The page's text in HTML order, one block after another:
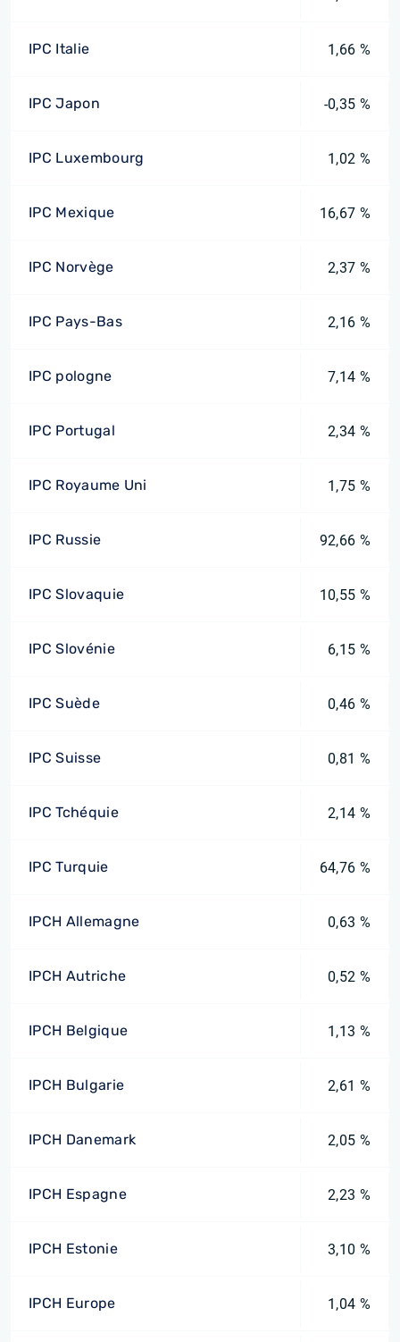
IPC Italie 1,66 %
IPC Japon -0,35 %
IPC Luxembourg 1,02 %
IPC Mexique 16,67 %
IPC Norvège 2,37 %
IPC Pays-Bas 2,16 %
IPC pologne 7,14 %
IPC Portugal 2,34 %
IPC Royaume Uni 1,75 %
IPC Russie 92,66 %
IPC Slovaquie 10,55 %
IPC Slovénie 6,15 %
IPC Suède 0,46 %
IPC Suisse 0,81 %
IPC Tchéquie 2,14 %
IPC Turquie 64,76 %
IPCH Allemagne 0,63 %
IPCH Autriche 0,52 %
IPCH Belgique 1,13 %
IPCH Bulgarie 2,61 %
IPCH Danemark 2,05 %
IPCH Espagne 2,23 %
IPCH Estonie 3,10 %
IPCH Europe 1,04 %